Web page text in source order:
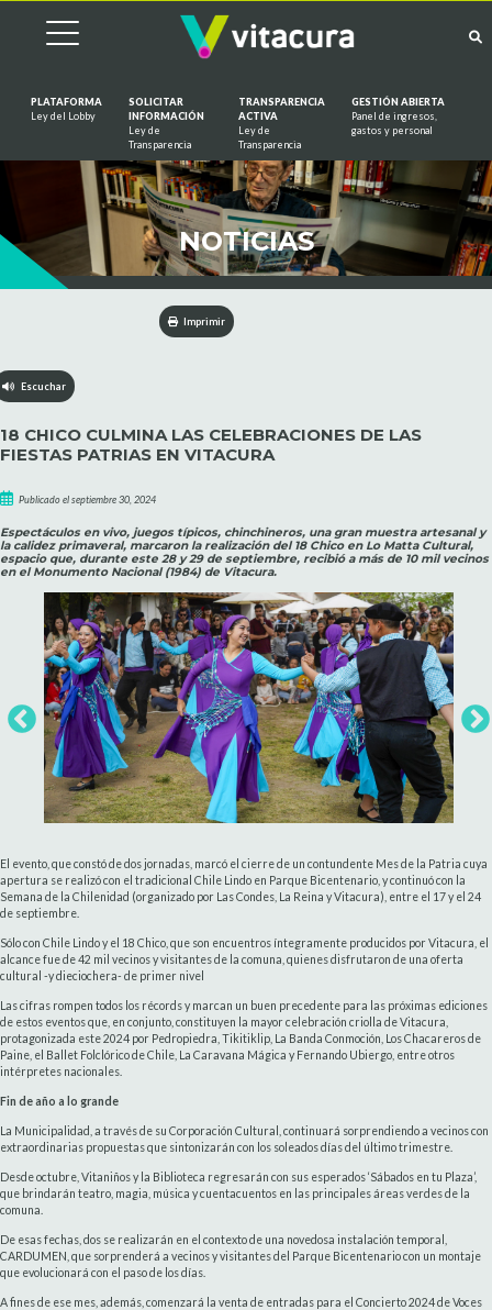
PLATAFORMA
Ley del Lobby
SOLICITAR
INFORMACIÓN
Ley de
Transparencia
TRANSPARENCIA
ACTIVA
Ley de
Transparencia
GESTIÓN ABIERTA
Panel de ingresos,
gastos y personal
NOTICIAS
Imprimir
Escuchar
18 CHICO CULMINA LAS CELEBRACIONES DE LAS
FIESTAS PATRIAS EN VITACURA
Publicado el septiembre 30, 2024
Espectáculos en vivo, juegos típicos, chinchineros, una gran muestra artesanal y
la calidez primaveral, marcaron la realización del 18 Chico en Lo Matta Cultural,
espacio que, durante este 28 y 29 de septiembre, recibió a más de 10 mil vecinos
en el Monumento Nacional (1984) de Vitacura.
El evento, que constó de dos jornadas, marcó el cierre de un contundente Mes de la Patria cuya
apertura se realizó con el tradicional Chile Lindo en Parque Bicentenario, y continuó con la
Semana de la Chilenidad (organizado por Las Condes, La Reina y Vitacura), entre el 17 y el 24
de septiembre.
Sólo con Chile Lindo y el 18 Chico, que son encuentros íntegramente producidos por Vitacura, el
alcance fue de 42 mil vecinos y visitantes de la comuna, quienes disfrutaron de una oferta
cultural -y dieciochera- de primer nivel
Las cifras rompen todos los récords y marcan un buen precedente para las próximas ediciones
de estos eventos que, en conjunto, constituyen la mayor celebración criolla de Vitacura,
protagonizada este 2024 por Pedropiedra, Tikitiklip, La Banda Conmoción, Los Chacareros de
Paine, el Ballet Folclórico de Chile, La Caravana Mágica y Fernando Ubiergo, entre otros
intérpretes nacionales.
Fin de año a lo grande
La Municipalidad, a través de su Corporación Cultural, continuará sorprendiendo a vecinos con
extraordinarias propuestas que sintonizarán con los soleados días del último trimestre.
Desde octubre, Vitaniños y la Biblioteca regresarán con sus esperados ‘Sábados en tu Plaza’,
que brindarán teatro, magia, música y cuentacuentos en las principales áreas verdes de la
comuna.
De esas fechas, dos se realizarán en el contexto de una novedosa instalación temporal,
CARDUMEN, que sorprenderá a vecinos y visitantes del Parque Bicentenario con un montaje
que evolucionará con el paso de los días.
A fines de ese mes, además, comenzará la venta de entradas para el Concierto 2024 de Voces